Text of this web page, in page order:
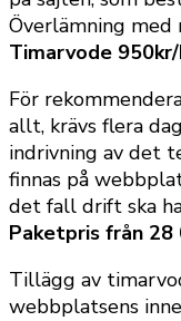
Överlämning med
Timarvode
För
allt, krävs flera
indrivning av det
finnas på
det fall drift ska
Paketpris från 28
Tillägg av
webbplatsens